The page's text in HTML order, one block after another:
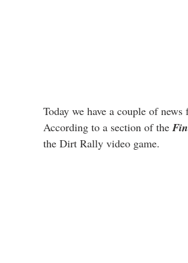
Today we have a couple of
According to a section of the
the Dirt Rally video game.